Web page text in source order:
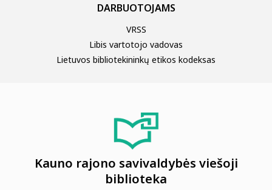
DARBUOTOJAMS
VRSS
Libis vartotojo vadovas
Lietuvos bibliotekininkų etikos kodeksas
Kauno rajono savivaldybės viešoji
biblioteka